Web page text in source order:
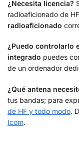
¿Necesita licencia?
radioaficionado de
radioaficionado
¿Puedo controlarlo
integrado puedes
de un ordenador
¿Qué antena
tus bandas; para
de HF y todo modo.
Icom.